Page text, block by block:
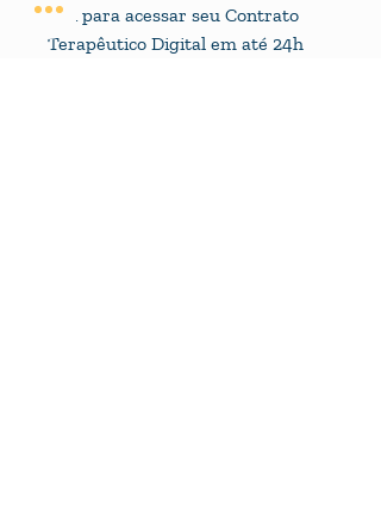
link para acessar seu Contrato
Terapêutico Digital em até 24h